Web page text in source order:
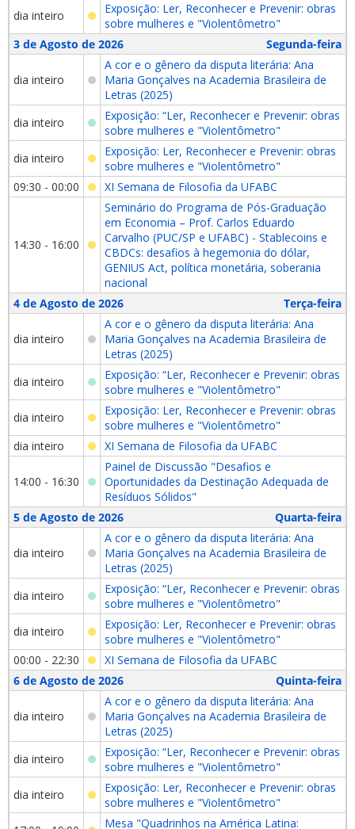
dia inteiro
Exposição: Ler, Reconhecer e Prevenir: obras
sobre mulheres e "Violentômetro"
3 de Agosto de 2026
Segunda-feira
dia inteiro
A cor e o gênero da disputa literária: Ana
Maria Gonçalves na Academia Brasileira de
Letras (2025)
dia inteiro
Exposição: “Ler, Reconhecer e Prevenir: obras
sobre mulheres e "Violentômetro"
dia inteiro
Exposição: Ler, Reconhecer e Prevenir: obras
sobre mulheres e "Violentômetro"
09:30 - 00:00
XI Semana de Filosofia da UFABC
14:30 - 16:00
Seminário do Programa de Pós-Graduação
em Economia – Prof. Carlos Eduardo
Carvalho (PUC/SP e UFABC) - Stablecoins e
CBDCs: desafios à hegemonia do dólar,
GENIUS Act, política monetária, soberania
nacional
4 de Agosto de 2026
Terça-feira
dia inteiro
A cor e o gênero da disputa literária: Ana
Maria Gonçalves na Academia Brasileira de
Letras (2025)
dia inteiro
Exposição: “Ler, Reconhecer e Prevenir: obras
sobre mulheres e "Violentômetro"
dia inteiro
Exposição: Ler, Reconhecer e Prevenir: obras
sobre mulheres e "Violentômetro"
dia inteiro
XI Semana de Filosofia da UFABC
14:00 - 16:30
Painel de Discussão "Desafios e
Oportunidades da Destinação Adequada de
Resíduos Sólidos"
5 de Agosto de 2026
Quarta-feira
dia inteiro
A cor e o gênero da disputa literária: Ana
Maria Gonçalves na Academia Brasileira de
Letras (2025)
dia inteiro
Exposição: “Ler, Reconhecer e Prevenir: obras
sobre mulheres e "Violentômetro"
dia inteiro
Exposição: Ler, Reconhecer e Prevenir: obras
sobre mulheres e "Violentômetro"
00:00 - 22:30
XI Semana de Filosofia da UFABC
6 de Agosto de 2026
Quinta-feira
dia inteiro
A cor e o gênero da disputa literária: Ana
Maria Gonçalves na Academia Brasileira de
Letras (2025)
dia inteiro
Exposição: “Ler, Reconhecer e Prevenir: obras
sobre mulheres e "Violentômetro"
dia inteiro
Exposição: Ler, Reconhecer e Prevenir: obras
sobre mulheres e "Violentômetro"
Mesa "Quadrinhos na América Latina: